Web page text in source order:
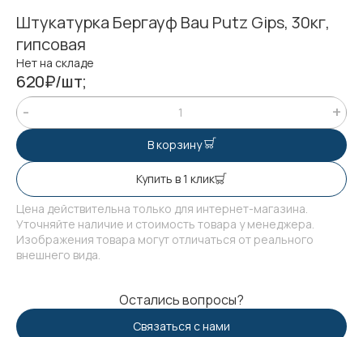
Штукатурка Бергауф Bau Putz Gips, 30кг,
гипсовая
Нет на складе
620₽/шт;
В корзину
Купить в 1 клик
Цена действительна только для интернет-магазина.
Уточняйте наличие и стоимость товара у менеджера.
Изображения товара могут отличаться от реального
внешнего вида.
Остались вопросы?
Связаться с нами